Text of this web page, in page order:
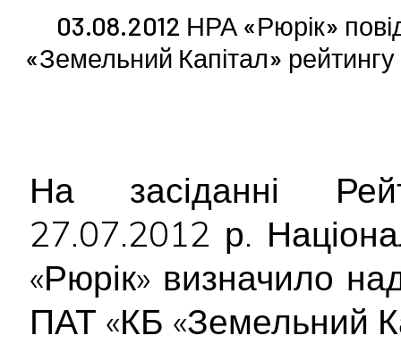
03.08.2012 НРА «Рюрік»
«Земельний Капітал» рейтингу
На засіданні
27.07.2012 р.
«Рюрік» визначило
ПАТ «КБ «Земельний